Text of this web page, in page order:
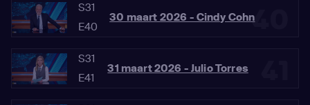
40
S31
E40
30 maart 2026 - Cindy Cohn
S31
E41
31 maart 2026 - Julio Torres